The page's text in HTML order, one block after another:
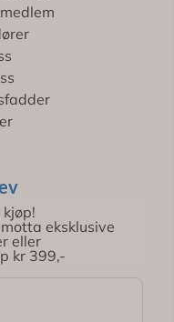
eksklusive
eller
kr 399,-